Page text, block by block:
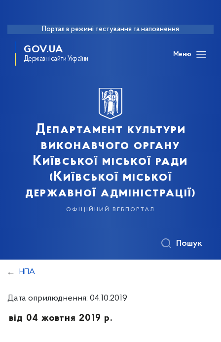
Портал в режимі тестування та наповнення
GOV.UA
Державні сайти України
Меню
Департамент культури
виконавчого органу
Київської міської ради
(Київської міської
державної адміністрації)
офіційний вебпортал
Пошук
НПА
Дата оприлюднення: 04.10.2019
від 04 жовтня 2019 р.